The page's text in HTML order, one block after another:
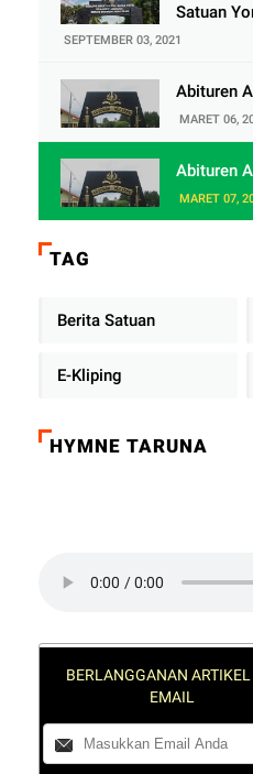
Satuan
SEPTEMBER 03, 2021
Abituren
MARET 06,
Abituren
MARET 07,
TAG
Berita Satuan
E-Kliping
HYMNE TARUNA
BERLANGGANAN
EMAIL